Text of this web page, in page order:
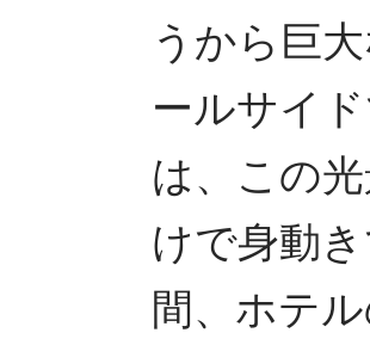
うから巨
ールサイ
は、この
けで身動
間、ホテ